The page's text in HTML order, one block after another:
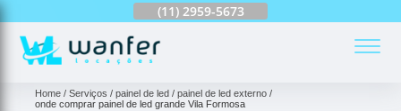
(11) 2959-5673
Home Serviços painel de led
painel de led externo
onde comprar painel de led grande Vila Formosa